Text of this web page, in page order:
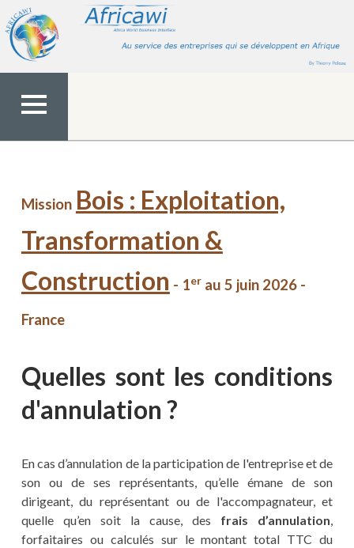
contenu
MENU
Mission Bois : Exploitation,
Transformation &
Construction - 1erau 5 juin 2026 -
France
Quelles sont les conditions
d'annulation ?
En cas d’annulation de la participation de l'entreprise et de
son ou de ses représentants, qu’elle émane de son
dirigeant, du représentant ou de l'accompagnateur, et
quelle qu’en soit la cause, des frais d’annulation,
forfaitaires ou calculés sur le montant total TTC du